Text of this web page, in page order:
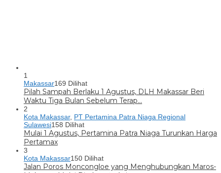
1
Makassar169 Dilihat
Pilah Sampah Berlaku 1 Agustus, DLH Makassar Beri
Waktu Tiga Bulan Sebelum Terap…
2
Kota Makassar, PT Pertamina Patra Niaga Regional
Sulawesi158 Dilihat
Mulai 1 Agustus, Pertamina Patra Niaga Turunkan Harga
Pertamax
3
Kota Makassar150 Dilihat
Jalan Poros Moncongloe yang Menghubungkan Maros-